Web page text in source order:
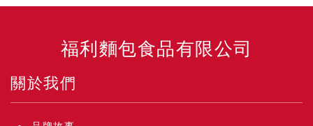
福利麵包食品有限公司
關於我們